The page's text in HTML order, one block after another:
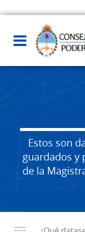
Estos son
guardados y
de la